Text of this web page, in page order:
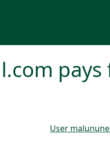
pays
User